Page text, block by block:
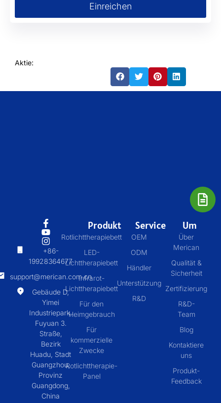
Einreichen
Aktie:
+86-
19928364677
support@merican.com.cn
Gebäude D,
Yimei
Industriepark,
Fuyuan 3.
Straße,
Bezirk
Huadu, Stadt
Guangzhou,
Provinz
Guangdong,
China
Produkt
Rotlichttherapiebett
LED-
Lichttherapiebett
Infrarot-
Lichttherapiebett
Für den
Heimgebrauch
Für
kommerzielle
Zwecke
Rotlichttherapie-
Panel
Service
OEM
ODM
Händler
Unterstützung
R&D
Um
Über
Merican
Qualität &
Sicherheit
Zertifizierung
R&D-
Team
Blog
Kontaktiere
uns
Produkt-
Feedback